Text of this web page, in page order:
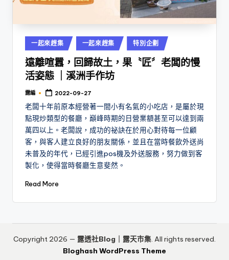
Posted
in
一起來趕集 一起來趕集 特別企劃
遠離喧囂，回歸故土，果〝匠〞老闆的慢
活姿態 ｜溪洲手作坊
Posted
露編 2022-09-27
老闆十年前原本經營著一間小有名氣的小吃店，是屬於現
點現炒類型的餐廳，巔峰時期的日營業額甚至可以達到兩
萬四以上。老闆說，成功的祕訣在於用心對待每一位顧
客，與客人建立良好的朋友關係，並且在當時餐飲外送尚
未普及的年代，已經引進pos機及外送服務，努力做到客
製化，使得當時餐廳生意斐然。
Read More
Copyright 2026 — 露透社Blog｜露天市集. All rights reserved.
Bloghash WordPress Theme